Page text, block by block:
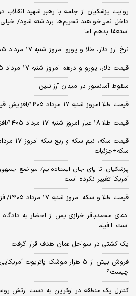
روایت پزشکیان از جلسه با رهبر شهید انقلاب
داخل نمی‌خواهند تحریم‌ها برداشته شود/
استعفا بدهم اما ...
نرخ ارز دلار، طلا و یورو امروز شنبه ۱۷ مرداد ۱۴۰۵/ رشد قیمت طلا و سکه
قیمت دلار، یورو و درهم امروز شنبه ۱۷ مرداد ۱۴۰۵ |کاهش قیمت دلار
سقوط آسانسور در میدان آرژانتین
قیمت طلا امروز شنبه ۱۷ مرداد ۱۴۰۵/افزایش قیمت طلا
قیمت طلا ۱۸ عیار امروز شنبه ۱۷ مرداد ۱۴۰۵/افزایش قیمت طلا
سکه+جزئیات
پزشکیان: تا پای جان ایستاده‌ایم/ مواضع
آمریکا تغییر نکرده است
قیمت طلا و سکه امروز شنبه ۱۷ مرداد ۱۴۰۵/افزایش قیمت طلا و سکه
ادعای محمدباقر خرازی پس از احضار به
است +فیلم
یک کشتی در سواحل عمان هدف قرار گرفت
فروش بیش از ۵ هزار موشک پاتریوت
چیست؟
کنترل یک منطقه در اوکراین به دست ارتش